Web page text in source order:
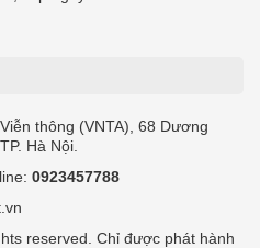
thông (VNTA), 68 Dương
Hà Nội.
0923457788
reserved. Chỉ được phát hành